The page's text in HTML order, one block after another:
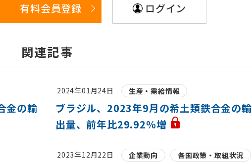
有料会員登録 ログイン
関連記事
金の輸
2024年01月24日 生産・需給情報
ブラジル、2023年9月の希土類鉄合金の輸
出量、前年比29.92％増
2023年12月22日 企業動向 各国政策・取組状況